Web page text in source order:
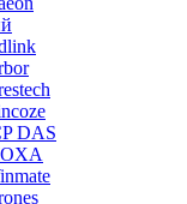
DAS